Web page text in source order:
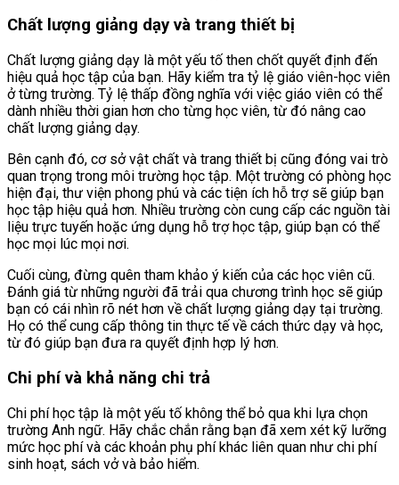
Chất lượng giảng dạy và trang thiết bị
Chất lượng giảng dạy là một yếu tố then chốt quyết định đến
hiệu quả học tập của bạn. Hãy kiểm tra tỷ lệ giáo viên-học viên
ở từng trường. Tỷ lệ thấp đồng nghĩa với việc giáo viên có thể
dành nhiều thời gian hơn cho từng học viên, từ đó nâng cao
chất lượng giảng dạy.
Bên cạnh đó, cơ sở vật chất và trang thiết bị cũng đóng vai trò
quan trọng trong môi trường học tập. Một trường có phòng học
hiện đại, thư viện phong phú và các tiện ích hỗ trợ sẽ giúp bạn
học tập hiệu quả hơn. Nhiều trường còn cung cấp các nguồn tài
liệu trực tuyến hoặc ứng dụng hỗ trợ học tập, giúp bạn có thể
học mọi lúc mọi nơi.
Cuối cùng, đừng quên tham khảo ý kiến của các học viên cũ.
Đánh giá từ những người đã trải qua chương trình học sẽ giúp
bạn có cái nhìn rõ nét hơn về chất lượng giảng dạy tại trường.
Họ có thể cung cấp thông tin thực tế về cách thức dạy và học,
từ đó giúp bạn đưa ra quyết định hợp lý hơn.
Chi phí và khả năng chi trả
Chi phí học tập là một yếu tố không thể bỏ qua khi lựa chọn
trường Anh ngữ. Hãy chắc chắn rằng bạn đã xem xét kỹ lưỡng
mức học phí và các khoản phụ phí khác liên quan như chi phí
sinh hoạt, sách vở và bảo hiểm.